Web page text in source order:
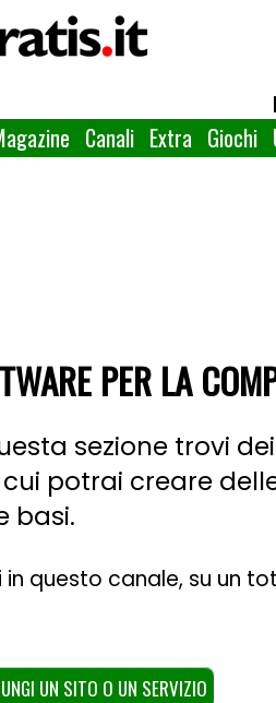
Canali Extra Giochi
PER LA
sezione trovi
potrai creare
basi.
in questo canale, su un
UN SITO O UN SERVIZIO